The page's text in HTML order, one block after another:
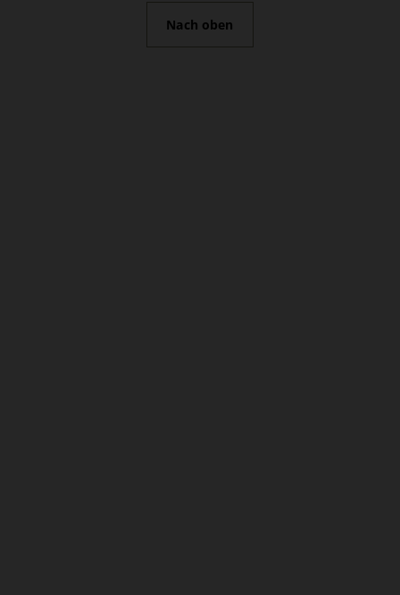
Nach oben